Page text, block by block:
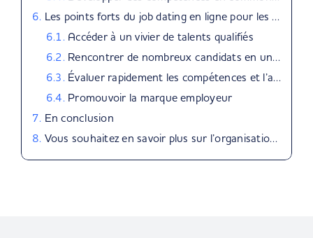
Les points forts du job dating en ligne pour les entreprises
Accéder à un vivier de talents qualifiés
Rencontrer de nombreux candidats en un temps court
Évaluer rapidement les compétences et l’adéquation Culturelle
Promouvoir la marque employeur
En conclusion
Vous souhaitez en savoir plus sur l’organisation d’un job dating ?